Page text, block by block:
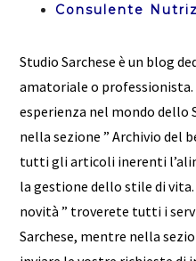
Consulente
Studio Sarchese è un blog
amatoriale o professionista.
esperienza nel mondo dello
nella sezione ” Archivio del
tutti gli articoli inerenti
la gestione dello stile di vita.
novità ” troverete tutti i
Sarchese, mentre nella